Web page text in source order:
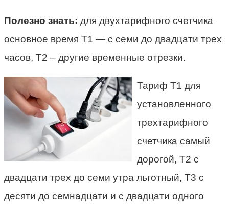
Полезно знать: для двухтарифного счетчика
основное время Т1 — с семи до двадцати трех
часов, Т2 – другие временные отрезки.
Тариф Т1 для
установленного
трехтарифного
счетчика самый
дорогой, Т2 с
двадцати трех до семи утра льготный, Т3 с
десяти до семнадцати и с двадцати одного